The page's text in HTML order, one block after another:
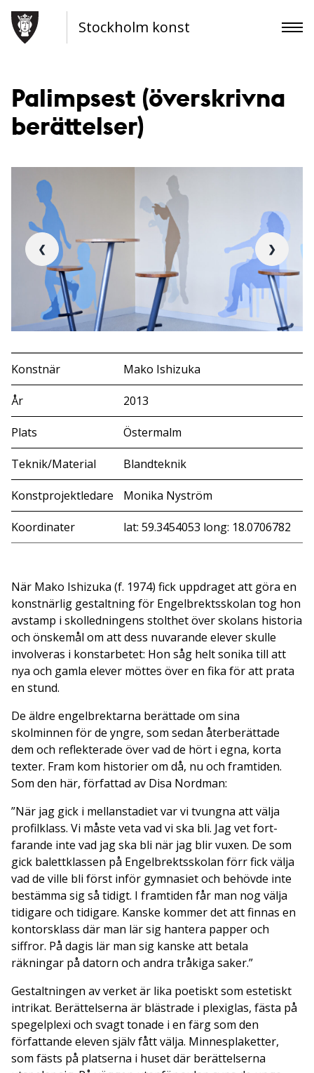
Stockholm konst
Palimpsest (överskrivna
berättelser)
❮ ❯
Konstnär Mako Ishizuka
År 2013
Plats Östermalm
Teknik/Material Blandteknik
Konstprojektledare Monika Nyström
Koordinater lat: 59.3454053 long: 18.0706782
När Mako Ishizuka (f. 1974) fick uppdraget att göra en
konstnärlig gestaltning för Engelbrektsskolan tog hon
avstamp i skolledningens stolthet över skolans historia
och önskemål om att dess nuvarande elever skulle
involveras i konstarbetet: Hon såg helt sonika till att
nya och gamla elever möttes över en fika för att prata
en stund.
De äldre engelbrektarna berättade om sina
skolminnen för de yngre, som sedan återberättade
dem och reflekterade över vad de hört i egna, korta
texter. Fram kom historier om då, nu och framtiden.
Som den här, författad av Disa Nordman:
”När jag gick i mellanstadiet var vi tvungna att välja
profilklass. Vi måste veta vad vi ska bli. Jag vet fort-
farande inte vad jag ska bli när jag blir vuxen. De som
gick balettklassen på Engelbrektsskolan förr fick välja
vad de ville bli först inför gymnasiet och behövde inte
bestämma sig så tidigt. I framtiden får man nog välja
tidigare och tidigare. Kanske kommer det att finnas en
kontorsklass där man lär sig hantera papper och
siffror. På dagis lär man sig kanske att betala
räkningar på datorn och andra tråkiga saker.”
Gestaltningen av verket är lika poetiskt som estetiskt
intrikat. Berättelserna är blästrade i plexiglas, fästa på
spegelplexi och svagt tonade i en färg som den
författande eleven själv fått välja. Minnesplaketter,
som fästs på platserna i huset där berättelserna